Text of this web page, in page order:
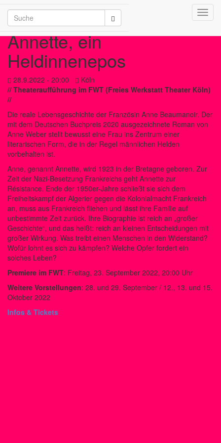
/2026
Annette, ein
Heldinnenepos
28.9.2022 - 20:00
Köln
// Theateraufführung im FWT (Freies Werkstatt Theater Köln)
//
Die reale Lebensgeschichte der Französin Anne Beaumanoir. Der
mit dem Deutschen Buchpreis 2020 ausgezeichnete Roman von
Anne Weber stellt bewusst eine Frau ins Zentrum einer
literarischen Form, die in der Regel männlichen Helden
vorbehalten ist.
Anne, genannt Annette, wird 1923 in der Bretagne geboren. Zur
Zeit der Nazi-Besetzung Frankreichs geht Annette zur
Résistance. Ende der 1950er-Jahre schließt sie sich dem
Freiheitskampf der Algerier gegen die Kolonialmacht Frankreich
an, muss aus Frankreich fliehen und lässt ihre Familie auf
unbestimmte Zeit zurück. Ihre Biographie ist reich an „großer
Geschichte“, und das heißt: reich an kleinen Entscheidungen mit
großer Wirkung. Was treibt einen Menschen in den Widerstand?
Wofür lohnt es sich zu kämpfen? Welche Opfer fordert ein
solches Leben?
Premiere im FWT: Freitag, 23. September 2022, 20:00 Uhr
Weitere Vorstellungen: 28. und 29. September / 12., 13. und 15.
Oktober 2022
Infos & Tickets